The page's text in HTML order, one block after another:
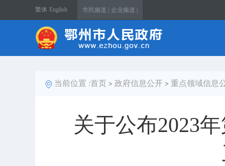
繁体 English 市民频道 | 企业频道 |
当前位置 :首页 > 政府信息公开 > 重点领域信息
关于公布2023